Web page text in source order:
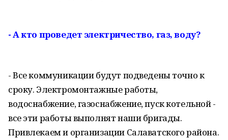
- А кто проведет электричество, газ, воду?
- Все коммуникации будут подведены точно к
сроку. Электромонтажные работы,
водоснабжение, газоснабжение, пуск котельной -
все эти работы выполнят наши бригады.
Привлекаем и организации Салаватского района.